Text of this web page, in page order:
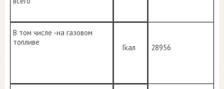
В том числе -на газовом
топливе
Гкал 28956